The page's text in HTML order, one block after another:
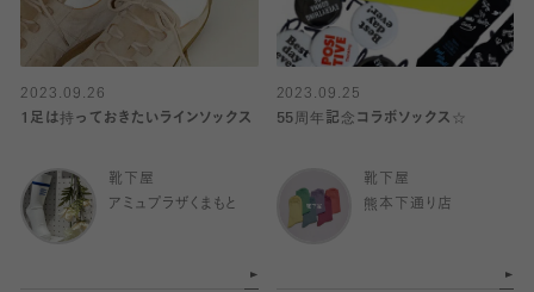
2023.09.26
1足は持っておきたいラインソックス
靴下屋
アミュプラザくまもと
2023.09.25
55周年記念コラボソックス☆
靴下屋
熊本下通り店